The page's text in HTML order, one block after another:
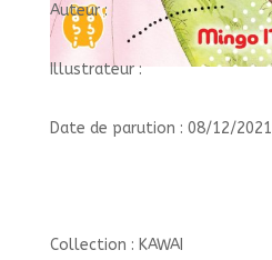
Auteur :
Illustrateur :
Date de parution : 08/12/2021
Collection : KAWAI